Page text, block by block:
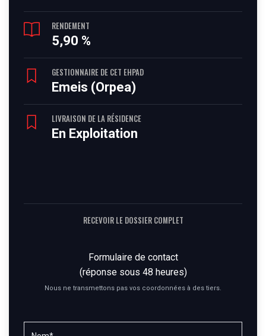
RENDEMENT
5,90 %
GESTIONNAIRE DE CET EHPAD
Emeis (Orpea)
LIVRAISON DE LA RÉSIDENCE
En Exploitation
RECEVOIR LE DOSSIER COMPLET
Formulaire de contact
(réponse sous 48 heures)
Nous ne transmettons pas vos coordonnées à des tiers.